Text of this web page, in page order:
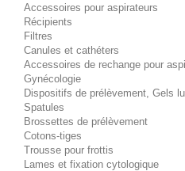
Accessoires pour aspirateurs
Récipients
Filtres
Canules et cathéters
Accessoires de rechange pour
Gynécologie
Dispositifs de prélèvement, Gels
Spatules
Brossettes de prélèvement
Cotons-tiges
Trousse pour frottis
Lames et fixation cytologique